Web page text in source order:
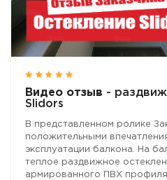
Видео отзыв -
Slidors
В представленном ролике
положительными
эксплуатации балкона. На
теплое раздвижное
армированного ПВХ